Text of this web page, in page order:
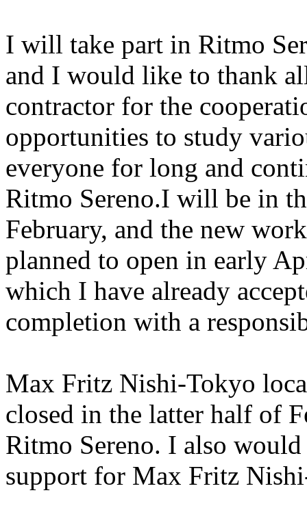
I will take part in Ritmo
and I would like to thank
contractor for the
opportunities to study
everyone for long and
Ritmo Sereno.I will be in
February, and the new
planned to open in early
which I have already
completion with a
Max Fritz Nishi-Tokyo
closed in the latter half of
Ritmo Sereno. I also
support for Max Fritz